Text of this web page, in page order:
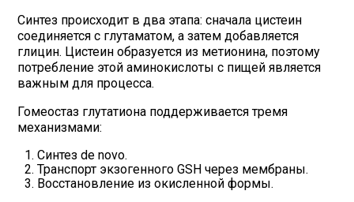
Синтез происходит в два этапа: сначала цистеин
соединяется с глутаматом, а затем добавляется
глицин. Цистеин образуется из метионина, поэтому
потребление этой аминокислоты с пищей является
важным для процесса.
Гомеостаз глутатиона поддерживается тремя
механизмами:
Синтез de novo.
Транспорт экзогенного GSH через мембраны.
Восстановление из окисленной формы.